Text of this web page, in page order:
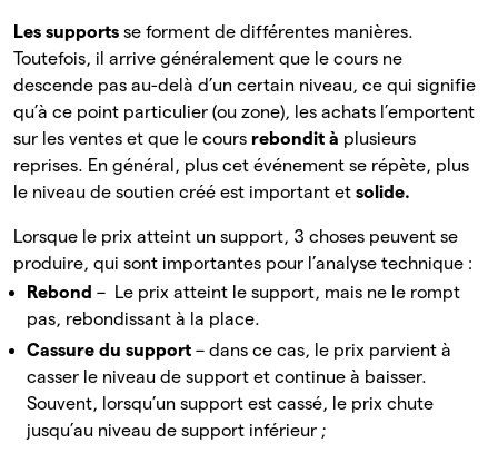
Les supports se forment de différentes manières.
Toutefois, il arrive généralement que le cours ne
descende pas au-delà d’un certain niveau, ce qui signifie
qu’à ce point particulier (ou zone), les achats l’emportent
sur les ventes et que le cours rebondit à plusieurs
reprises. En général, plus cet événement se répète, plus
le niveau de soutien créé est important et solide.
Lorsque le prix atteint un support, 3 choses peuvent se
produire, qui sont importantes pour l’analyse technique :
Rebond – Le prix atteint le support, mais ne le rompt
pas, rebondissant à la place.
Cassure du support – dans ce cas, le prix parvient à
casser le niveau de support et continue à baisser.
Souvent, lorsqu’un support est cassé, le prix chute
jusqu’au niveau de support inférieur ;